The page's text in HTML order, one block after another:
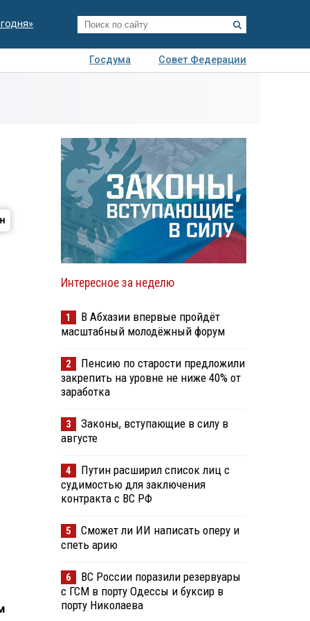
Госдума
Совет Федерации
Интересное за неделю
1
В Абхазии впервые пройдёт
масштабный молодёжный форум
2
Пенсию по старости предложили
закрепить на уровне не ниже 40% от
заработка
3
Законы, вступающие в силу в
августе
4
Путин расширил список лиц с
судимостью для заключения
контракта с ВС РФ
5
Сможет ли ИИ написать оперу и
спеть арию
6
ВС России поразили резервуары
с ГСМ в порту Одессы и буксир в
порту Николаева